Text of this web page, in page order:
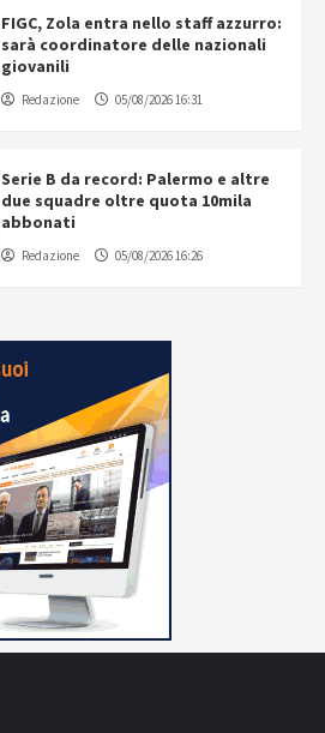
FIGC, Zola entra nello staff azzurro:
sarà coordinatore delle nazionali
giovanili
Redazione 05/08/2026 16:31
Serie B da record: Palermo e altre
due squadre oltre quota 10mila
abbonati
Redazione 05/08/2026 16:26